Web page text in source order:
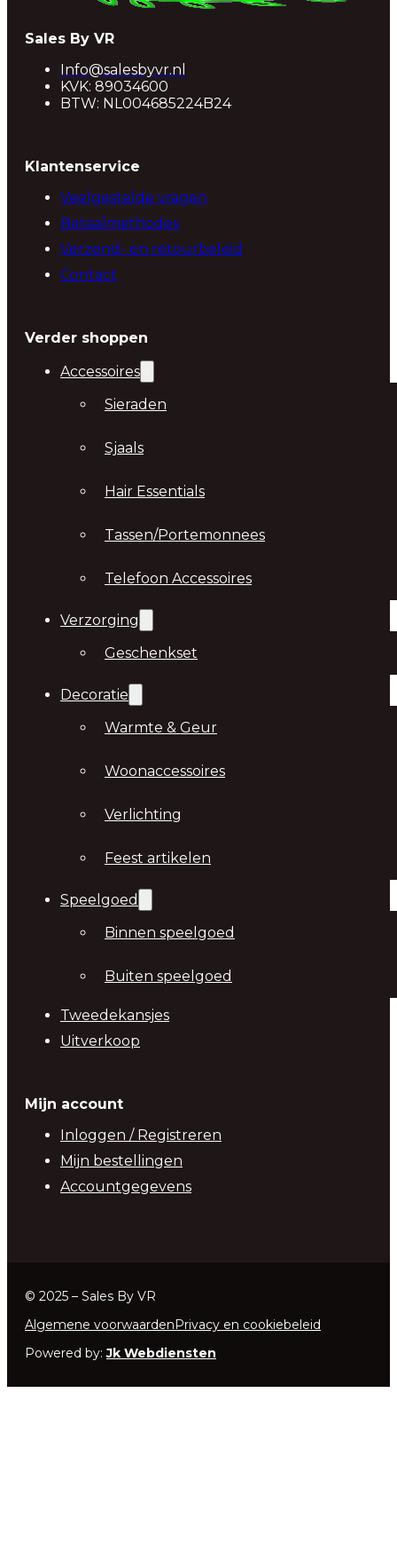
Sales By VR
Info@salesbyvr.nl
KVK: 89034600
BTW: NL004685224B24
Klantenservice
Veelgestelde vragen
Betaalmethodes
Verzend- en retourbeleid
Contact
Verder shoppen
Accessoires
Sieraden
Sjaals
Hair Essentials
Tassen/Portemonnees
Telefoon Accessoires
Verzorging
Geschenkset
Decoratie
Warmte & Geur
Woonaccessoires
Verlichting
Feest artikelen
Speelgoed
Binnen speelgoed
Buiten speelgoed
Tweedekansjes
Uitverkoop
Mijn account
Inloggen / Registreren
Mijn bestellingen
Accountgegevens
© 2025 – Sales By VR
Algemene voorwaarden Privacy en cookiebeleid
Powered by:Jk Webdiensten